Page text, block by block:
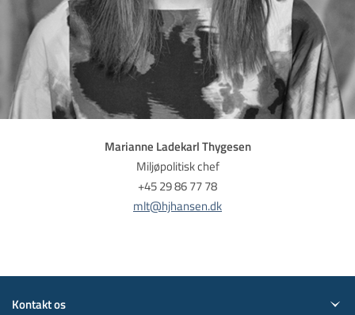
Marianne Ladekarl Thygesen
Miljøpolitisk chef
​​​​​​​+45 29 86 77 78
mlt@hjhansen.dk
Kontakt os